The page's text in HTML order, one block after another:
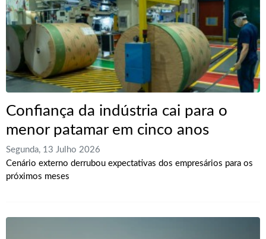
Confiança da indústria cai para o
menor patamar em cinco anos
Segunda, 13 Julho 2026
Cenário externo derrubou expectativas dos empresários para os
próximos meses